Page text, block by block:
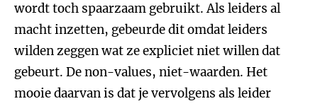
wordt toch spaarzaam gebruikt. Als leiders al
macht inzetten, gebeurde dit omdat leiders
wilden zeggen wat ze expliciet niet willen dat
gebeurt. De non-values, niet-waarden. Het
mooie daarvan is dat je vervolgens als leider